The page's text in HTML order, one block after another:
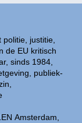
justitie,
de EU kritisch
sinds 1984,
publiek-
Amsterdam,